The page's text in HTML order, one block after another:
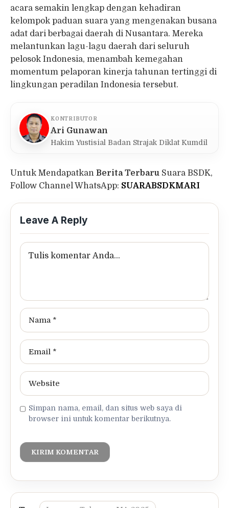
acara semakin lengkap dengan kehadiran
kelompok paduan suara yang mengenakan busana
adat dari berbagai daerah di Nusantara. Mereka
melantunkan lagu-lagu daerah dari seluruh
pelosok Indonesia, menambah kemegahan
momentum pelaporan kinerja tahunan tertinggi di
lingkungan peradilan Indonesia tersebut.
KONTRIBUTOR
Ari Gunawan
Hakim Yustisial Badan Strajak Diklat Kumdil
Untuk Mendapatkan Berita Terbaru Suara BSDK,
Follow Channel WhatsApp: SUARABSDKMARI
Leave A Reply
Simpan nama, email, dan situs web saya di
browser ini untuk komentar berikutnya.